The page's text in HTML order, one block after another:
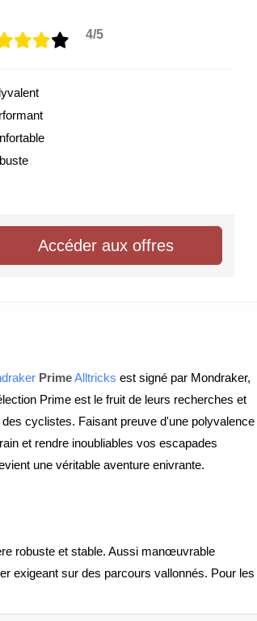
4/5
Accéder aux offres
PrimeAlltricks est signé par Mondraker,
Prime est le fruit de leurs recherches et
cyclistes. Faisant preuve d'une polyvalence
et rendre inoubliables vos escapades
une véritable aventure enivrante.
robuste et stable. Aussi manœuvrable
exigeant sur des parcours vallonnés. Pour les